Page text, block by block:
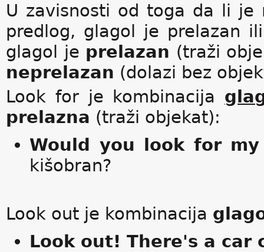
U zavisnosti od toga da li
predlog, glagol je prelazan
glagol je prelazan (traži
neprelazan (dolazi bez
Look for je kombinacija
prelazna (traži objekat):
Would you look for my
kišobran?
Look out je kombinacija
Look out! There's a car